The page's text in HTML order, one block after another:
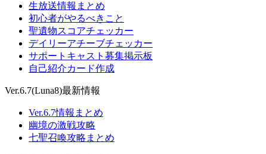
生放送情報まとめ
初心者がやるべきこと
聖遺物スコアチェッカー
デイリーアチーブチェッカー
サポートキャスト募集掲示板
自己紹介カード作成
Ver.6.7(Luna8)最新情報
Ver.6.7情報まとめ
幽境の激戦攻略
七聖召喚攻略まとめ